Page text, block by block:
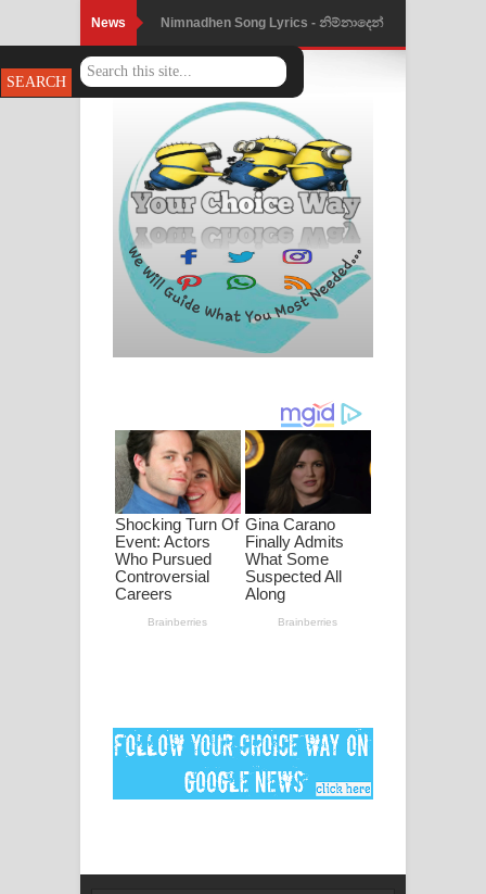
News Nimnadhen Song Lyrics - නිම්නාදෙන්
ගීතයේ පද පෙළ
Obamai Mage Adare Song Lyrics -
ඔබමයි මගේ ආදරේ ගීතයේ පද පෙළ
Pansal Gihin Song Lyrics - පන්සල් ගිහිං
ගීතයේ පද පෙළ
Ankeliya Song Lyrics - අංකෙළිය ගීතයේ
පද පෙළ
ගීතයේ පද පෙළ
MANAMALA KATHA Song Lyrics -
මනමාල කතා ගීතයේ පද පෙළ
Dai Dai Lyrics - Shakira, Burna Boy |
2026 football world cup song lyrics
Gemak Deela Song Lyrics - ගේමක් දීලා
ගීතයේ පද පෙළ